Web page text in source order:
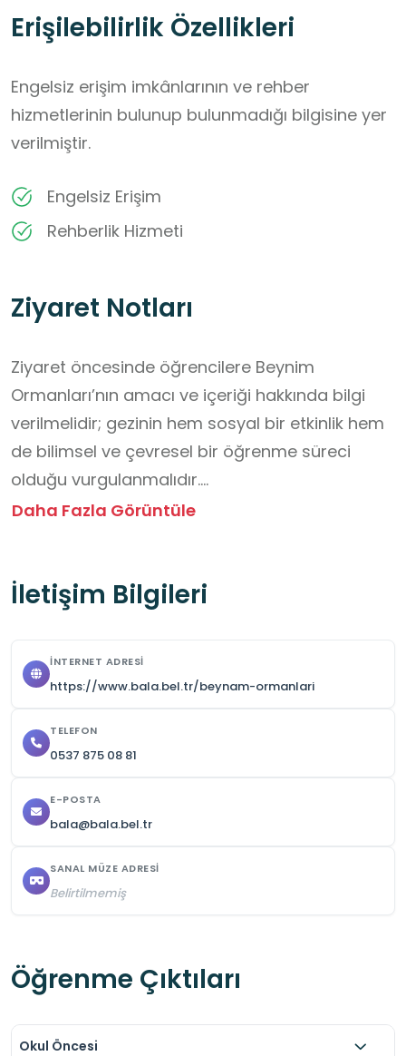
Erişilebilirlik Özellikleri
Engelsiz erişim imkânlarının ve rehber
hizmetlerinin bulunup bulunmadığı bilgisine yer
verilmiştir.
Engelsiz Erişim
Rehberlik Hizmeti
Ziyaret Notları
Ziyaret öncesinde öğrencilere Beynim
Ormanları’nın amacı ve içeriği hakkında bilgi
verilmelidir; gezinin hem sosyal bir etkinlik hem
de bilimsel ve çevresel bir öğrenme süreci
olduğu vurgulanmalıdır.
Öğrenciler alan içerisinde düzeni bozacak
verecek tutum ve davranışlardan kesinlikle
veliler bilgilendirilmeli ve ulaşım güvenli şekilde
Rahat kıyafetler tercih edilmelidir.
Ziyaret sırasında su ve yiyecek bulundurulması
Daha Fazla Görüntüle
İletişim Bilgileri
İNTERNET ADRESI
https://www.bala.bel.tr/beynam-ormanlari
TELEFON
0537 875 08 81
E-POSTA
bala@bala.bel.tr
SANAL MÜZE ADRESI
Belirtilmemiş
Öğrenme Çıktıları
Okul Öncesi